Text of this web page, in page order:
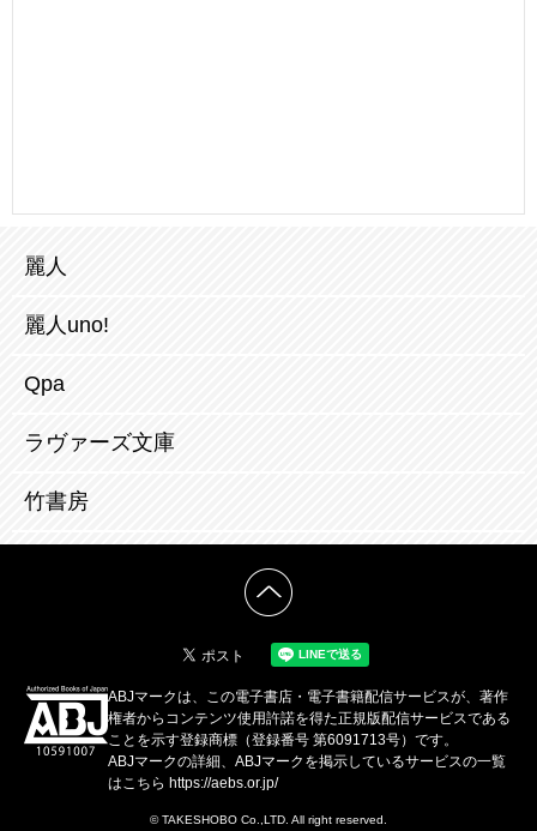
麗人
麗人uno!
Qpa
ラヴァーズ文庫
竹書房
ABJマークは、この電子書店・電子書籍配信サービスが、著作
権者からコンテンツ使用許諾を得た正規版配信サービスである
ことを示す登録商標（登録番号 第6091713号）です。
ABJマークの詳細、ABJマークを掲示しているサービスの一覧
はこちら https://aebs.or.jp/
© TAKESHOBO Co.,LTD. All right reserved.